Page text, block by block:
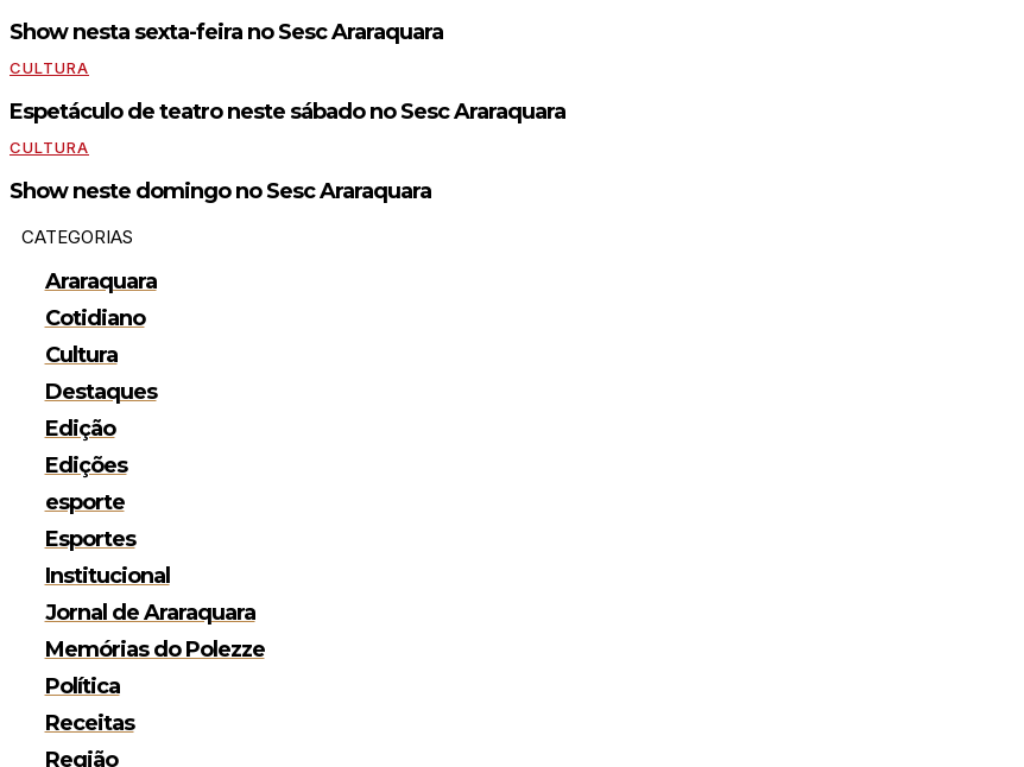
Show nesta sexta-feira no Sesc Araraquara
CULTURA
Espetáculo de teatro neste sábado no Sesc Araraquara
CULTURA
Show neste domingo no Sesc Araraquara
CATEGORIAS
Araraquara
Cotidiano
Cultura
Destaques
Edição
Edições
esporte
Esportes
Institucional
Jornal de Araraquara
Memórias do Polezze
Política
Receitas
Região